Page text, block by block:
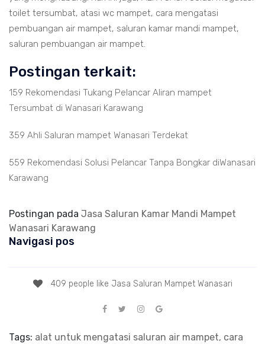
toilet tersumbat, atasi wc mampet, cara mengatasi
pembuangan air mampet, saluran kamar mandi mampet,
saluran pembuangan air mampet.
Postingan terkait:
159 Rekomendasi Tukang Pelancar Aliran mampet
Tersumbat di Wanasari Karawang
359 Ahli Saluran mampet Wanasari Terdekat
559 Rekomendasi Solusi Pelancar Tanpa Bongkar diWanasari
Karawang
Postingan pada Jasa Saluran Kamar Mandi Mampet
Wanasari Karawang
Navigasi pos
409 people like Jasa Saluran Mampet Wanasari
Tags: alat untuk mengatasi saluran air mampet, cara